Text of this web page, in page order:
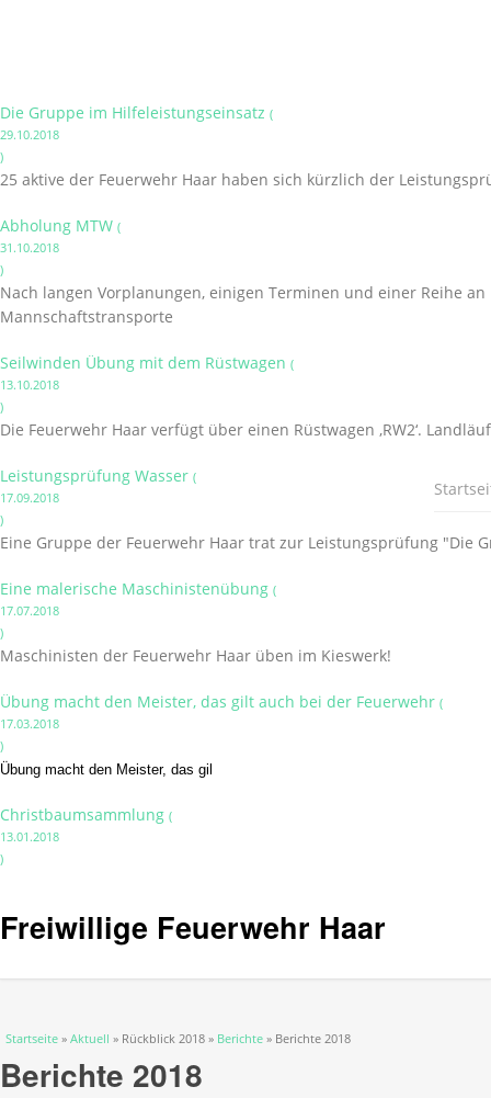
Die Gruppe im Hilfeleistungseinsatz (
29.10.2018
)
25 aktive der Feuerwehr Haar haben sich kürzlich der
Abholung MTW (
31.10.2018
)
Nach langen Vorplanungen, einigen Terminen und einer Reihe
Mannschaftstransporte
Seilwinden Übung mit dem Rüstwagen (
13.10.2018
)
Die Feuerwehr Haar verfügt über einen Rüstwagen ‚RW2‘.
Leistungsprüfung Wasser (
17.09.2018
)
Eine Gruppe der Feuerwehr Haar trat zur Leistungsprüfung "Die
Eine malerische Maschinistenübung (
17.07.2018
)
Maschinisten der Feuerwehr Haar üben im Kieswerk!
Übung macht den Meister, das gilt auch bei der Feuerwehr (
17.03.2018
)
Übung macht den Meister, das gil
Christbaumsammlung (
13.01.2018
)
Freiwillige Feuerwehr Haar
Sie sind hier
Startseite » Aktuell » Rückblick 2018 » Berichte » Berichte 2018
Berichte 2018